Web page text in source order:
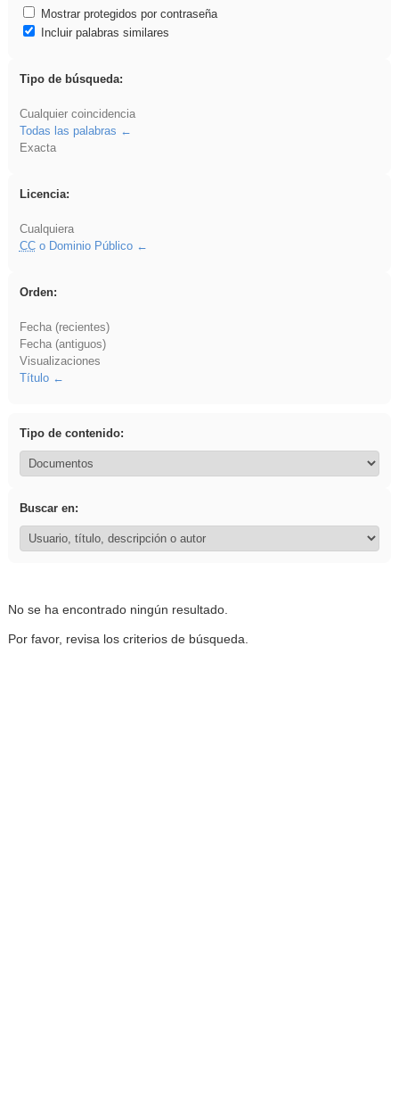
Mostrar protegidos por contraseña
Incluir palabras similares
Tipo de búsqueda:
Cualquier coincidencia
Todas las palabras
Exacta
Licencia:
Cualquiera
CCo Dominio Público
Orden:
Fecha (recientes)
Fecha (antiguos)
Visualizaciones
Título
Tipo de contenido:
Buscar en:
No se ha encontrado ningún resultado.
Por favor, revisa los criterios de búsqueda.